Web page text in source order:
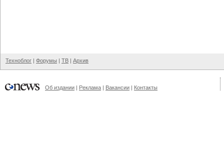
Техноблог | Форумы | ТВ | Архив
Об издании | Реклама | Вакансии | Контакты